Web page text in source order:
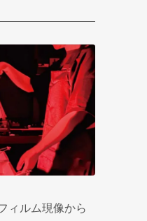
ィルム現像から